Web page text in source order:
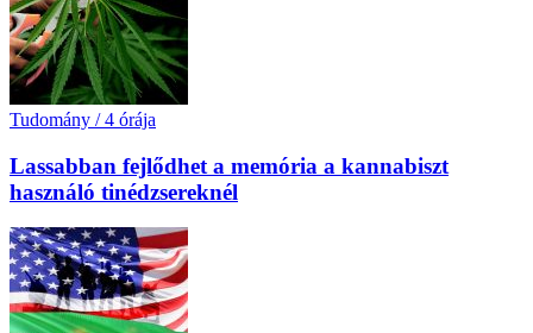
Tudomány / 4 órája
Lassabban fejlődhet a memória a kannabiszt
használó tinédzsereknél